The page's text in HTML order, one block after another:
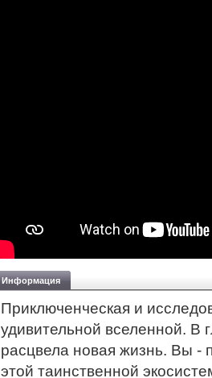
Информация
Приключенческая и
удивительной вселенной. В
расцвела новая жизнь. Вы -
этой таинственной